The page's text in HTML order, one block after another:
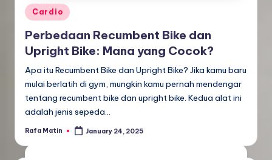
Posted
in
Cardio
Perbedaan Recumbent Bike dan
Upright Bike: Mana yang Cocok?
Apa itu Recumbent Bike dan Upright Bike? Jika kamu baru
mulai berlatih di gym, mungkin kamu pernah mendengar
tentang recumbent bike dan upright bike. Kedua alat ini
adalah jenis sepeda…
Posted
Rafa Matin January 24, 2025